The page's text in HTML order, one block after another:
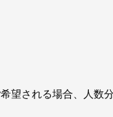
望される場合、人数